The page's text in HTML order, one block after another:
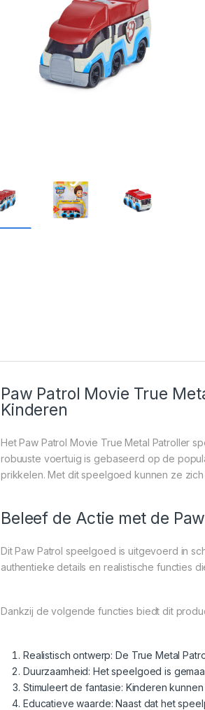
Paw Patrol Movie True
Kinderen
Het Paw Patrol Movie True Metal Patroller
robuuste voertuig is gebaseerd op de
prikkelen. Met dit speelgoed kunnen ze
Beleef de Actie met de
Dit Paw Patrol speelgoed is uitgevoerd in
authentieke details en realistische functies
Dankzij de volgende functies biedt dit
Realistisch ontwerp: De True Metal
Duurzaamheid: Het speelgoed is
Stimuleert de fantasie: Kinderen
Educatieve waarde: Naast dat het